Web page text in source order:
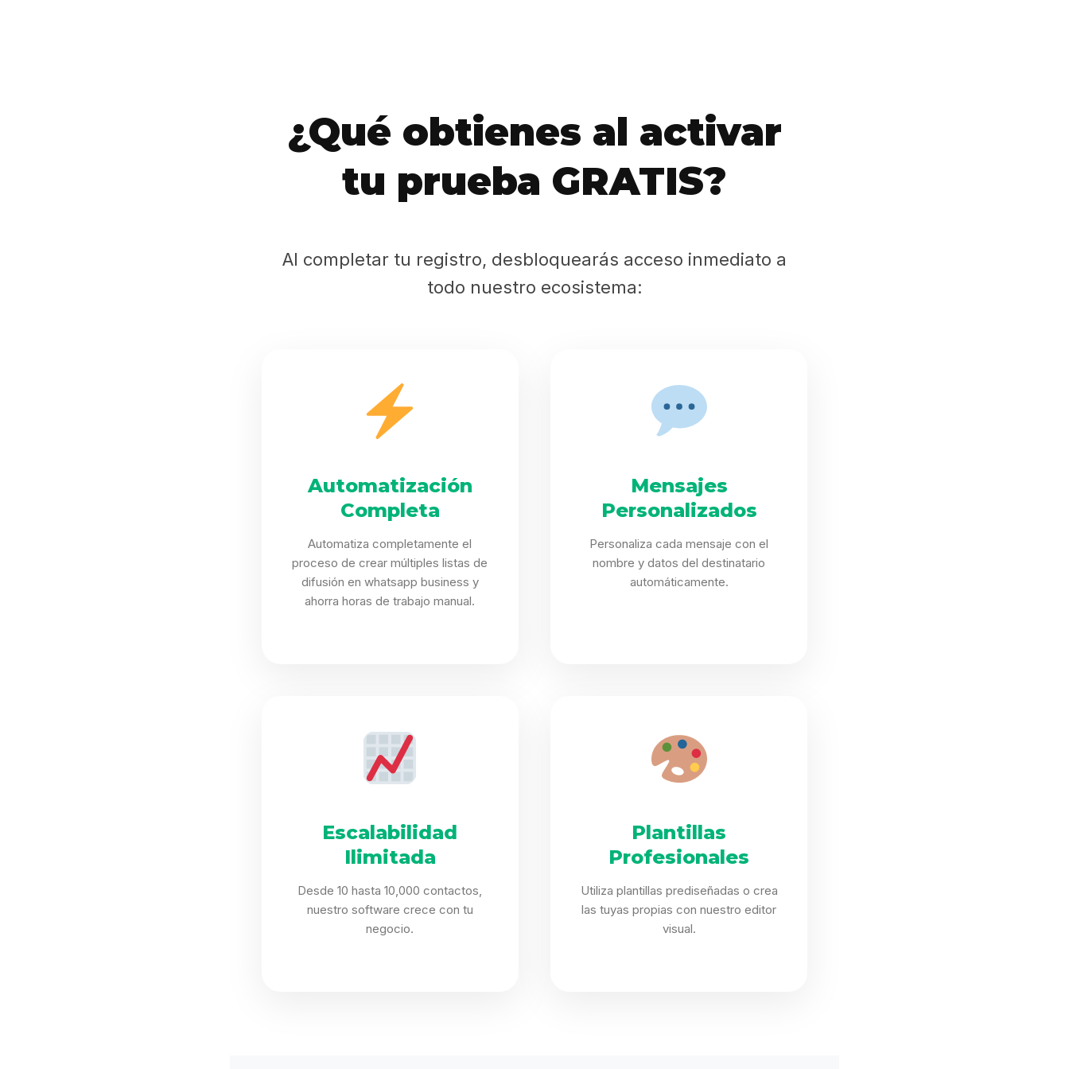
HolliKids
Contacto
¿Qué obtienes al activar
tu prueba GRATIS?
Al completar tu registro, desbloquearás acceso inmediato a
todo nuestro ecosistema:
Automatización
Completa
Automatiza completamente el
proceso de crear múltiples listas de
difusión en whatsapp business y
ahorra horas de trabajo manual.
Mensajes
Personalizados
Personaliza cada mensaje con el
nombre y datos del destinatario
automáticamente.
Escalabilidad
Ilimitada
Desde 10 hasta 10,000 contactos,
nuestro software crece con tu
negocio.
Plantillas
Profesionales
Utiliza plantillas prediseñadas o crea
las tuyas propias con nuestro editor
visual.